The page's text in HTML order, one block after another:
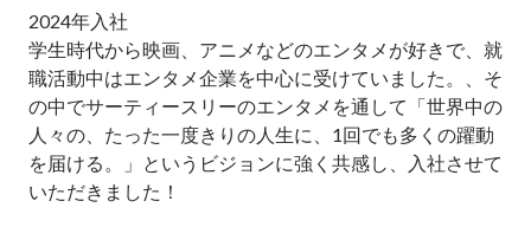
2024年入社
学生時代から映画、アニメなどのエンタメが好きで、就
職活動中はエンタメ企業を中心に受けていました。、そ
の中でサーティースリーのエンタメを通して「世界中の
人々の、たった一度きりの人生に、1回でも多くの躍動
を届ける。」というビジョンに強く共感し、入社させて
いただきました！